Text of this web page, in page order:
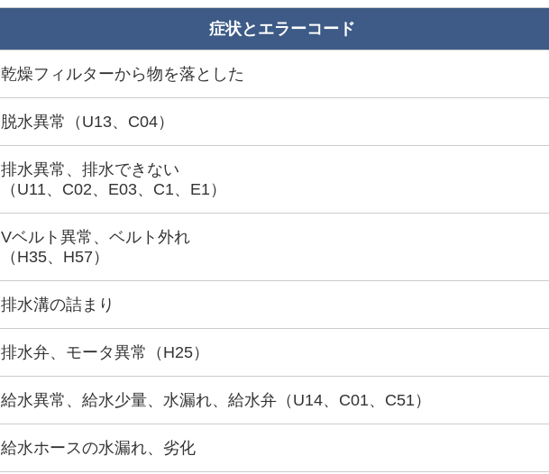
症状とエラーコード
乾燥フィルターから物を落とした
脱水異常（U13、C04）
排水異常、排水できない
（U11、C02、E03、C1、E1）
Vベルト異常、ベルト外れ
（H35、H57）
排水溝の詰まり
排水弁、モータ異常（H25）
給水異常、給水少量、水漏れ、給水弁（U14、C01、C51）
給水ホースの水漏れ、劣化